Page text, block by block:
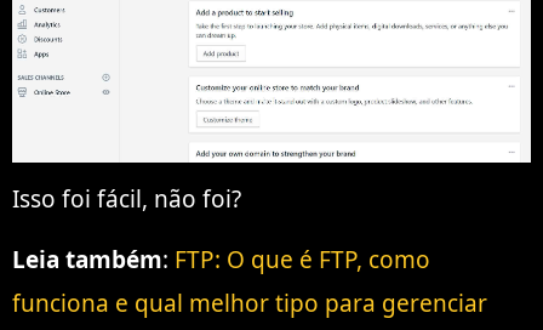
Isso foi fácil, não foi?
Leia também: FTP: O que é FTP, como
funciona e qual melhor tipo para gerenciar